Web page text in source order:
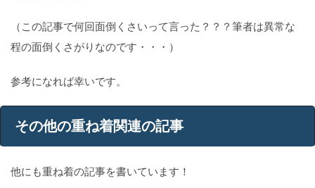
（この記事で何回面倒くさいって言った？？？筆者は異常な
程の面倒くさがりなのです・・・）
参考になれば幸いです。
その他の重ね着関連の記事
他にも重ね着の記事を書いています！